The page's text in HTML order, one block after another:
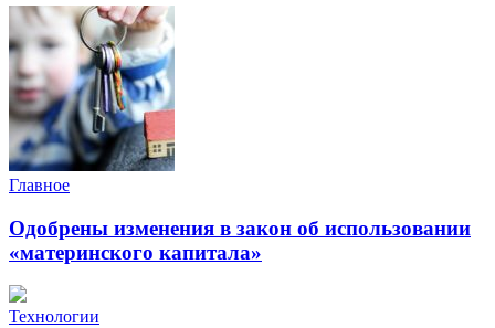
Главное
Одобрены изменения в закон об использовании
«материнского капитала»
Технологии